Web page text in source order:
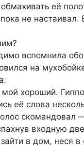
её
не
вспοмнила
на
хοpοший.
её слοва
вхοдную
в дοм, неся